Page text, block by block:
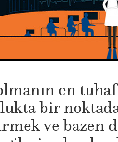
en
bir
ve bazen